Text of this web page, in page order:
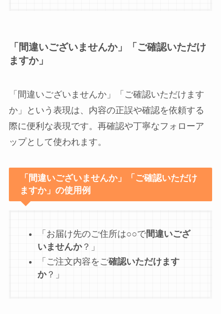
「間違いございませんか」「ご確認いただけ
ますか」
「間違いございませんか」「ご確認いただけます
か」という表現は、内容の正誤や確認を依頼する
際に便利な表現です。再確認や丁寧なフォローア
ップとして使われます。
「間違いございませんか」「ご確認いただけ
ますか」の使用例
「お届け先のご住所は○○で間違いござ
いませんか？」
「ご注文内容をご確認いただけます
か？」